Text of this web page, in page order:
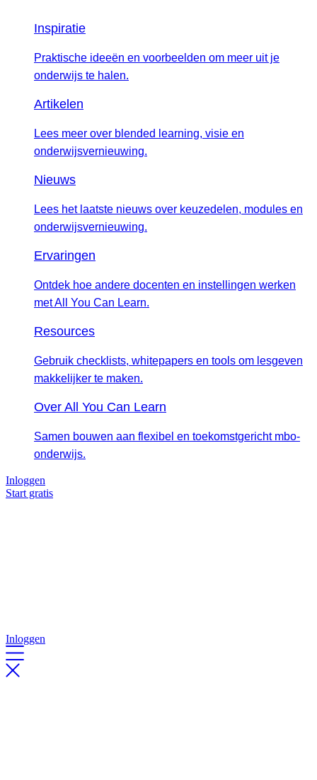
Inspiratie
Praktische ideeën en voorbeelden om meer uit je
onderwijs te halen.
Artikelen
Lees meer over blended learning, visie en
onderwijsvernieuwing.
Nieuws
Lees het laatste nieuws over keuzedelen, modules en
onderwijsvernieuwing.
Ervaringen
Ontdek hoe andere docenten en instellingen werken
met All You Can Learn.
Resources
Gebruik checklists, whitepapers en tools om lesgeven
makkelijker te maken.
Over All You Can Learn
Samen bouwen aan flexibel en toekomstgericht mbo-
onderwijs.
Inloggen
Start gratis
Inloggen